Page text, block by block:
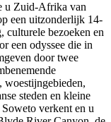
u Zuid-Afrika van
een uitzonderlijk 14-
culturele bezoeken en
een odyssee die in
door twee
woestijngebieden,
steden en kleine
verkent en u